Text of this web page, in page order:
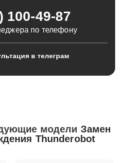
100-49-87
по телефону
в телеграм
модели Замен
Thunderobot